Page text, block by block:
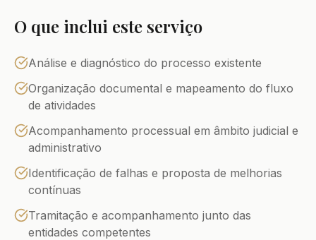
O que inclui este serviço
Análise e diagnóstico do processo existente
Organização documental e mapeamento do fluxo
de atividades
Acompanhamento processual em âmbito judicial e
administrativo
Identificação de falhas e proposta de melhorias
contínuas
Tramitação e acompanhamento junto das
entidades competentes